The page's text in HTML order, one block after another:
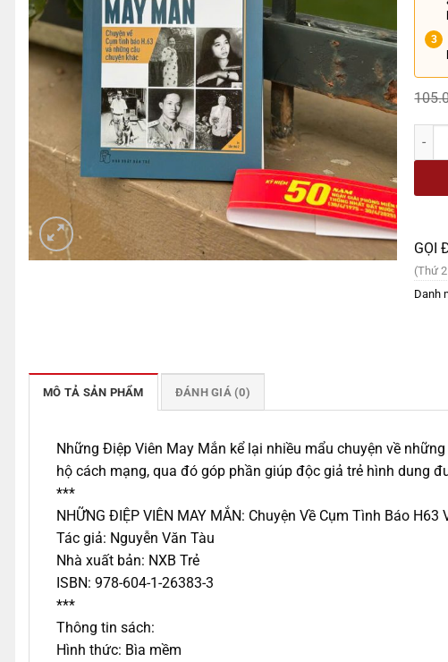
GỌI
(Thứ
Danh
MÔ TẢ SẢN PHẨM ĐÁNH GIÁ (0)
Những Điệp Viên May Mắn kể lại nhiều mẩu chuyện về
hộ cách mạng, qua đó góp phần giúp độc giả trẻ hình dung
***
NHỮNG ĐIỆP VIÊN MAY MẮN: Chuyện Về Cụm Tình Báo
Tác giả: Nguyễn Văn Tàu
Nhà xuất bản: NXB Trẻ
ISBN: 978-604-1-26383-3
***
Thông tin sách:
Hình thức: Bìa mềm